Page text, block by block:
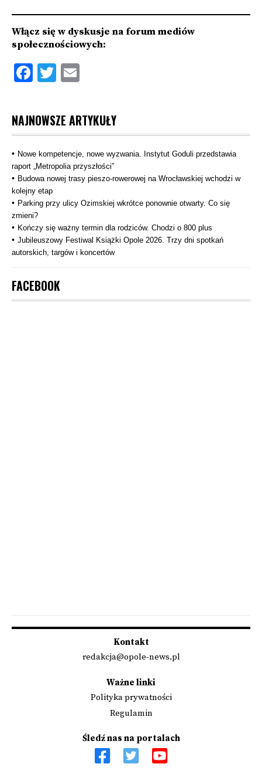
Włącz się w dyskusje na forum mediów
społecznościowych:
Facebook
Twitter
NAJNOWSZE ARTYKUŁY
Nowe kompetencje, nowe wyzwania. Instytut Goduli przedstawia
raport „Metropolia przyszłości”
Budowa nowej trasy pieszo‑rowerowej na Wrocławskiej wchodzi w
kolejny etap
Parking przy ulicy Ozimskiej wkrótce ponownie otwarty. Co się
zmieni?
Kończy się ważny termin dla rodziców. Chodzi o 800 plus
Jubileuszowy Festiwal Książki Opole 2026. Trzy dni spotkań
autorskich, targów i koncertów
FACEBOOK
Kontakt
redakcja@opole-news.pl
Ważne linki
Polityka prywatności
Regulamin
Śledź nas na portalach